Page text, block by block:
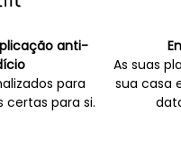
anti-
para
certas para si.
As suas
sua casa